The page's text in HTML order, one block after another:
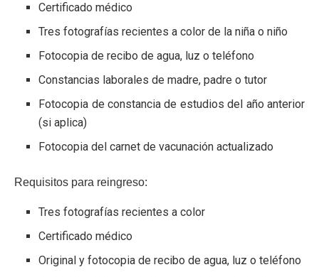
Certificado médico
Tres fotografías recientes a color de la niña o niño
Fotocopia de recibo de agua, luz o teléfono
Constancias laborales de madre, padre o tutor
Fotocopia de constancia de estudios del año anterior
(si aplica)
Fotocopia del carnet de vacunación actualizado
Requisitos para reingreso:
Tres fotografías recientes a color
Certificado médico
Original y fotocopia de recibo de agua, luz o teléfono